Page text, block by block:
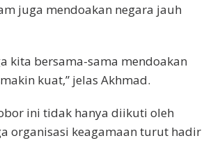
juga mendoakan negara jauh
kita bersama-sama mendoakan
kuat,” jelas Akhmad.
ini tidak hanya diikuti oleh
organisasi keagamaan turut hadir